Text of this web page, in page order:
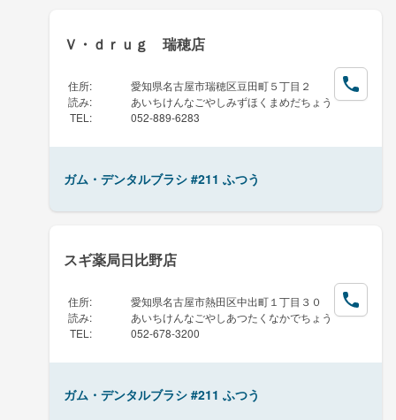
Ｖ・ｄｒｕｇ 瑞穂店
住所:
愛知県名古屋市瑞穂区豆田町５丁目２
読み:
あいちけんなごやしみずほくまめだちょう
TEL : 052-889-6283
ガム・デンタルブラシ #211 ふつう
スギ薬局日比野店
住所:
愛知県名古屋市熱田区中出町１丁目３０
読み:
あいちけんなごやしあつたくなかでちょう
TEL : 052-678-3200
ガム・デンタルブラシ #211 ふつう